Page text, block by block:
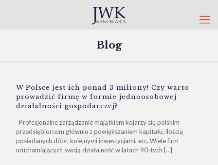
Blog
W Polsce jest ich ponad 3 miliony! Czy warto
prowadzić firmę w formie jednoosobowej
działalności gospodarczej?
Profesjonalne zarządzanie majątkiem kojarzy się polskim
przedsiębiorcom głównie z powiększaniem kapitału, ilością
posiadanych dóbr, kolejnymi inwestycjami, etc. Wiele firm
uruchamiających swoją działalność w latach 90-tych […]